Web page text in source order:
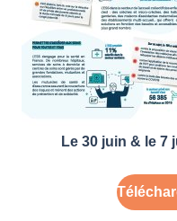
Le 30 juin & le 7